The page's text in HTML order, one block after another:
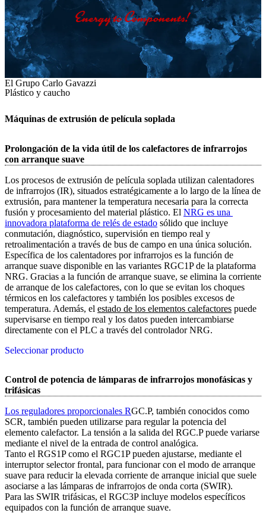
El Grupo Carlo Gavazzi
Plástico y caucho
Máquinas de extrusión de película soplada
Prolongación de la vida útil de los calefactores de infrarrojos
con arranque suave
Los procesos de extrusión de película soplada utilizan calentadores
de infrarrojos (IR), situados estratégicamente a lo largo de la línea de
extrusión, para mantener la temperatura necesaria para la correcta
fusión y procesamiento del material plástico. El NRG es una
innovadora plataforma de relés de estado sólido que incluye
conmutación, diagnóstico, supervisión en tiempo real y
retroalimentación a través de bus de campo en una única solución.
Específica de los calentadores por infrarrojos es la función de
arranque suave disponible en las variantes RGC1P de la plataforma
NRG. Gracias a la función de arranque suave, se elimina la corriente
de arranque de los calefactores, con lo que se evitan los choques
térmicos en los calefactores y también los posibles excesos de
temperatura. Además, el estado de los elementos calefactores puede
supervisarse en tiempo real y los datos pueden intercambiarse
directamente con el PLC a través del controlador NRG.
Seleccionar producto
Control de potencia de lámparas de infrarrojos monofásicas y
trifásicas
Los reguladores proporcionales RGC.P, también conocidos como
SCR, también pueden utilizarse para regular la potencia del
elemento calefactor. La tensión a la salida del RGC.P puede variarse
mediante el nivel de la entrada de control analógica.
Tanto el RGS1P como el RGC1P pueden ajustarse, mediante el
interruptor selector frontal, para funcionar con el modo de arranque
suave para reducir la elevada corriente de arranque inicial que suele
asociarse a las lámparas de infrarrojos de onda corta (SWIR).
Para las SWIR trifásicas, el RGC3P incluye modelos específicos
equipados con la función de arranque suave.